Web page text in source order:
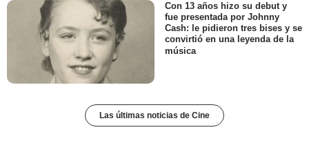
Con 13 años hizo su debut y
fue presentada por Johnny
Cash: le pidieron tres bises y se
convirtió en una leyenda de la
música
Las últimas noticias de Cine